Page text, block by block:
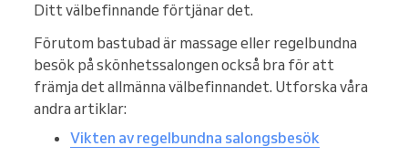
Ditt välbefinnande förtjänar det.
Förutom bastubad är massage eller regelbundna
besök på skönhetssalongen också bra för att
främja det allmänna välbefinnandet. Utforska våra
andra artiklar:
Vikten av regelbundna salongsbesök